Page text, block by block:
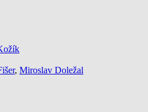
, Miroslav Doležal